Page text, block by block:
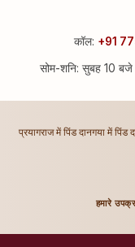
कॉल: +91
सोम-शनि: सुबह 10
प्रयागराज में पिंड दानगया में पिंड
हमारे